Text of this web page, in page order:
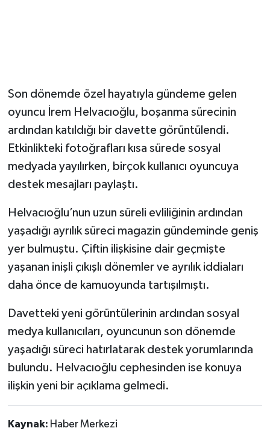
Son dönemde özel hayatıyla gündeme gelen
oyuncu İrem Helvacıoğlu, boşanma sürecinin
ardından katıldığı bir davette görüntülendi.
Etkinlikteki fotoğrafları kısa sürede sosyal
medyada yayılırken, birçok kullanıcı oyuncuya
destek mesajları paylaştı.
Helvacıoğlu’nun uzun süreli evliliğinin ardından
yaşadığı ayrılık süreci magazin gündeminde geniş
yer bulmuştu. Çiftin ilişkisine dair geçmişte
yaşanan inişli çıkışlı dönemler ve ayrılık iddiaları
daha önce de kamuoyunda tartışılmıştı.
Davetteki yeni görüntülerinin ardından sosyal
medya kullanıcıları, oyuncunun son dönemde
yaşadığı süreci hatırlatarak destek yorumlarında
bulundu. Helvacıoğlu cephesinden ise konuya
ilişkin yeni bir açıklama gelmedi.
Kaynak: Haber Merkezi